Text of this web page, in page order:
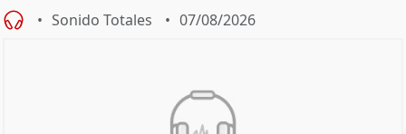
Sonido Totales 07/08/2026